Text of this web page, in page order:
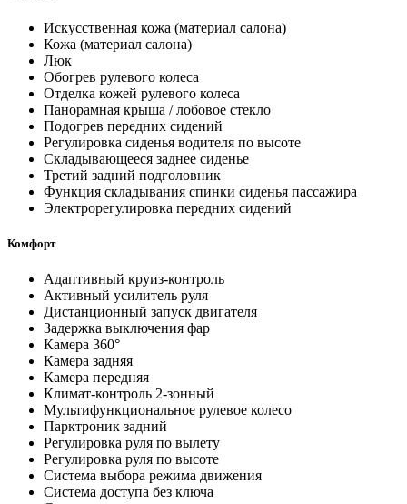
Искусственная кожа (материал салона)
Кожа (материал салона)
Люк
Обогрев рулевого колеса
Отделка кожей рулевого колеса
Панорамная крыша / лобовое стекло
Подогрев передних сидений
Регулировка сиденья водителя по высоте
Складывающееся заднее сиденье
Третий задний подголовник
Функция складывания спинки сиденья пассажира
Электрорегулировка передних сидений
Комфорт
Адаптивный круиз-контроль
Активный усилитель руля
Дистанционный запуск двигателя
Задержка выключения фар
Камера 360°
Камера задняя
Камера передняя
Климат-контроль 2-зонный
Мультифункциональное рулевое колесо
Парктроник задний
Регулировка руля по вылету
Регулировка руля по высоте
Система выбора режима движения
Система доступа без ключа